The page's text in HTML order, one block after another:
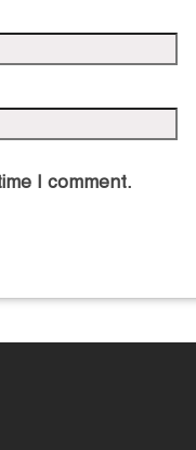
I comment.